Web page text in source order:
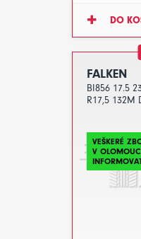
DO
FALKEN
BI856 17.5
R17,5 132M
VEŠKERÉ
V